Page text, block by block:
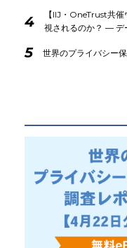
4
【IIJ・OneTrust共
視されるのか？ ― デ
5 世界のプライバシー